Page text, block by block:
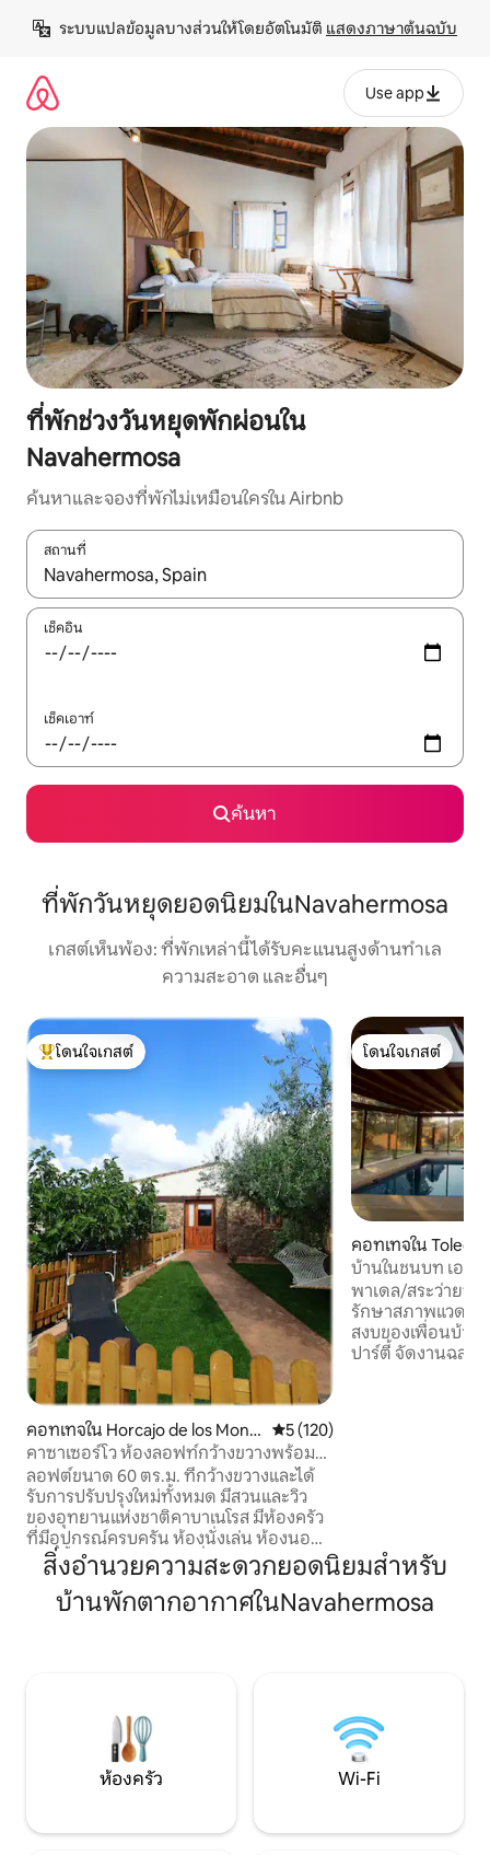
เนื้อหา
ระบบแปลข้อมูลบางส่วนให้โดยอัตโนมัติ แสดงภาษาต้นฉบับ
Use app
ที่พักช่วงวันหยุดพักผ่อนใน
Navahermosa
ค้นหาและจองที่พักไม่เหมือนใครใน Airbnb
สถานที่
ใช้ลูกศรขึ้นลง หรือใช้การสัมผัสหรือปัด เพื่อสำรวจผลการค้นหา
เช็คอิน
เช็คเอาท์
ค้นหา
ที่พักวันหยุดยอดนิยมในNavahermosa
เกสต์เห็นพ้อง: ที่พักเหล่านี้ได้รับคะแนนสูงด้านทำเล
ความสะอาด และอื่นๆ
โดนใจเกสต์ที่สุด
โดนใจเกสต์
คอทเทจใน Horcajo de los Mont
es
คะแนนเฉลี่ย 5 จาก 5, 120 รีวิว
5 (120)
คาซาเซอร์โว ห้องลอฟท์กว้างขวางพร้อม
สวนและวิว
ลอฟต์ขนาด 60 ตร.ม. ที่กว้างขวางและได้
รับการปรับปรุงใหม่ทั้งหมด มีสวนและวิว
ของอุทยานแห่งชาติคาบาเนโรส มีห้องครัว
ที่มีอุปกรณ์ครบครัน ห้องนั่งเล่น ห้องนอน
ห้องน้ำ เตาเผาไม้ และเครื่องปรับอากาศ
เหมาะสำหรับคู่รักหรือครอบครัวไม่เกิน 4
โดนใจเกสต์
โดนใจเกสต์
คอทเทจใน Toledo
บ้านในชนบท เอลเ
เดล, บาร์บีคิว
พาเดล/สระว่ายน้
รักษาสภาพแวดล้อ
สงบของเพื่อนบ้าน
ปาร์ตี้ จัดงานฉลอง
สิ่งอำนวยความสะดวกยอดนิยมสำหรับ
บ้านพักตากอากาศในNavahermosa
ห้องครัว Wi-Fi